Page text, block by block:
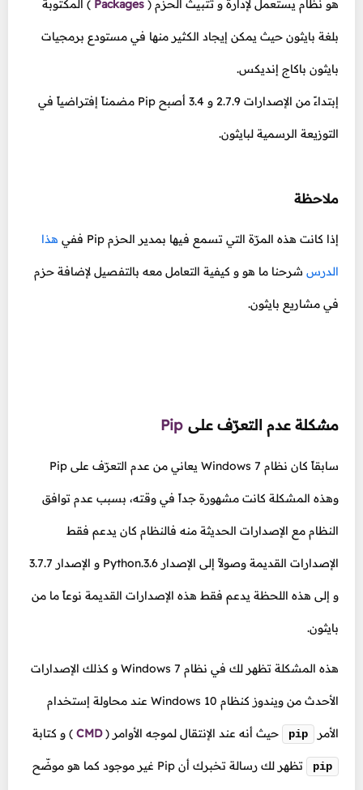
هو نظام يستعمل لإدارة و تتبيث الحزم (
Packages
) المكتوبة
بلغة بايثون حيث يمكن إيجاد الكثير منها في مستودع برمجيات
بايثون باكاج إنديكس.
إبتداءً من الإصدارات 2.7.9 و 3.4 أصبح Pip مضمناً إفتراضياً في
التوزيعة الرسمية لبايثون.
ملاحظة
إذا كانت هذه المرّة التي تسمع فيها بمدير الحزم Pip ففي هذا
الدرس شرحنا ما هو و كيفية التعامل معه بالتفصيل لإضافة حزم
في مشاريع بايثون.
مشكلة عدم التعرّف على Pip
سابقاً كان نظام Windows 7 يعاني من عدم التعرّف على Pip
وهذه المشكلة كانت مشهورة جداً في وقته، بسبب عدم توافق
النظام مع الإصدارات الحديثة منه فالنظام كان يدعم فقط
الإصدارات القديمة وصولاً إلى الإصدار Python.3.6 و الإصدار 3.7.7
و إلى هذه اللحظة يدعم فقط هذه الإصدارات القديمة نوعاً ما من
بايثون.
هذه المشكلة تظهر لك في نظام Windows 7 و كذلك الإصدارات
الأحدث من ويندوز كنظام Windows 10 عند محاولة إستخدام
الأمر pip حيث أنه عند الإنتقال لموجه الأوامر (
CMD
) و كتابة
pip تظهر لك رسالة تخبرك أن Pip غير موجود كما هو موضّح